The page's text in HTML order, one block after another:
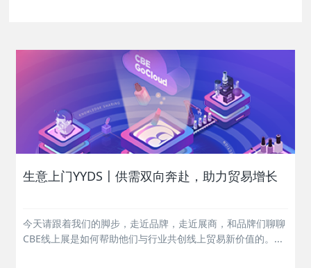
生意上门YYDS〡供需双向奔赴，助力贸易增长
今天请跟着我们的脚步，走近品牌，走近展商，和品牌们聊聊
CBE线上展是如何帮助他们与行业共创线上贸易新价值的。...